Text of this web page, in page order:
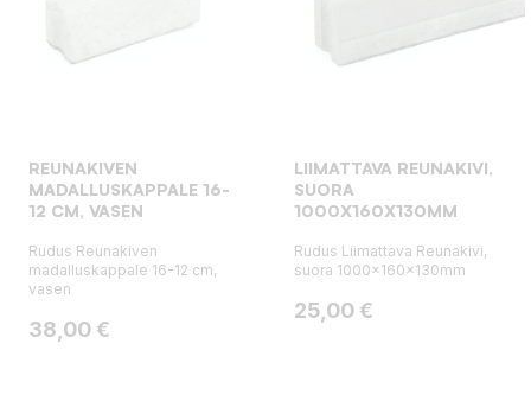
REUNAKIVEN
MADALLUSKAPPALE 16-
12 CM, VASEN
Rudus Reunakiven
madalluskappale 16-12 cm,
vasen
Hinta
38,00 €
LIIMATTAVA REUNAKIVI,
SUORA
1000X160X130MM
Rudus Liimattava Reunakivi,
suora 1000x160x130mm
Hinta
25,00 €